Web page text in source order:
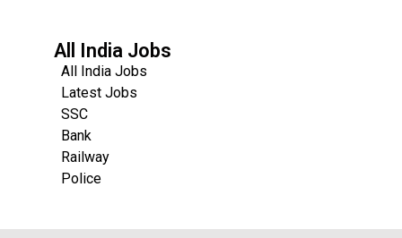
All India Jobs
All India Jobs
Latest Jobs
SSC
Bank
Railway
Police